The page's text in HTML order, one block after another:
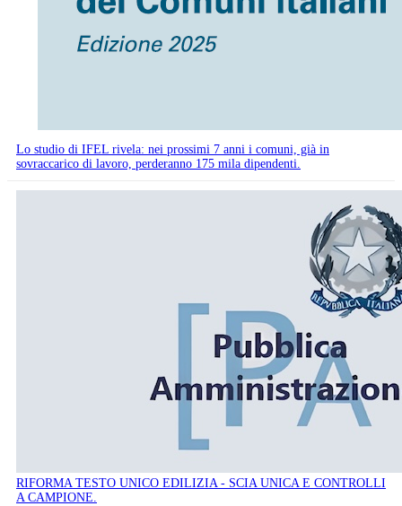
Lo studio di IFEL rivela: nei prossimi 7 anni i comuni, già in
sovraccarico di lavoro, perderanno 175 mila dipendenti.
RIFORMA TESTO UNICO EDILIZIA - SCIA UNICA E CONTROLLI
A CAMPIONE.